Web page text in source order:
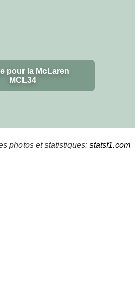
pour la McLaren
MCL34
photos et statistiques: statsf1.com